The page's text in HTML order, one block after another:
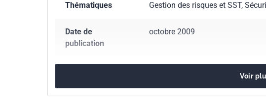
Thématiques Gestion des risques et SST,
Date de
publication
octobre 2009
Référence NF EN 60079-10-2
Voir